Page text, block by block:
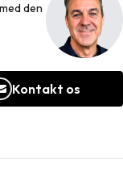
den
Kontakt os